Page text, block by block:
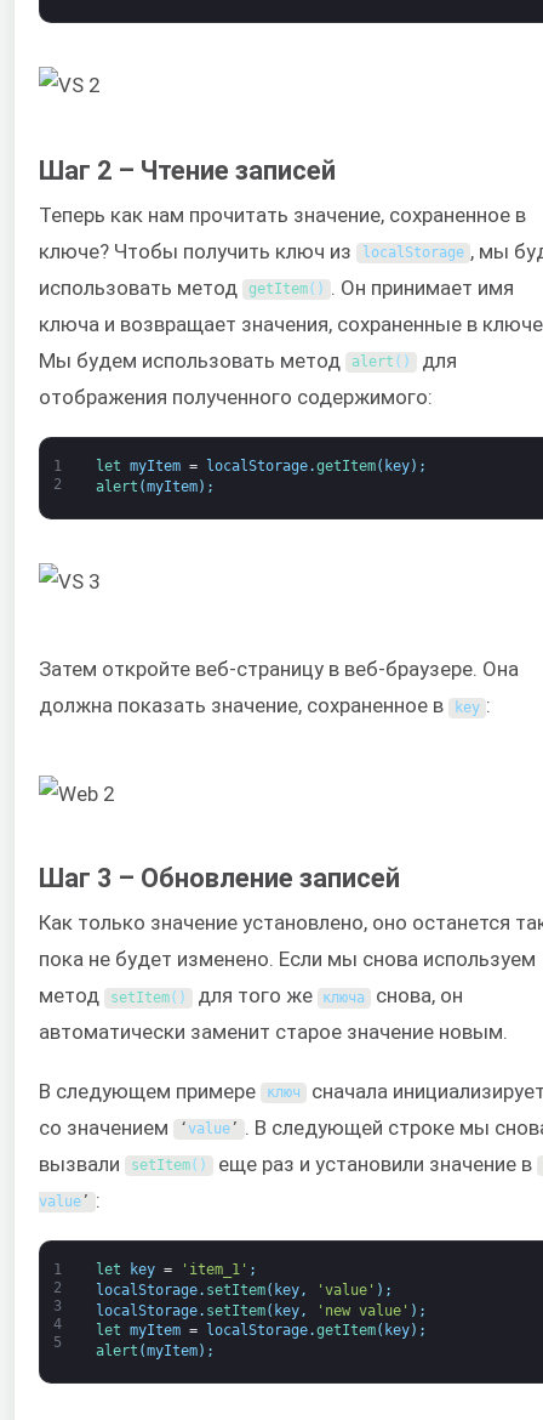
Шаг 2 – Чтение записей
Теперь как нам прочитать значение, сохраненное в
ключе? Чтобы получить ключ из
localStorage , мы
использовать метод
getItem( ) . Он принимает имя
ключа и возвращает значения, сохраненные в
Мы будем использовать метод
alert ( ) для
отображения полученного содержимого:
1
2
let myItem = localStorage.getItem( key) ;
alert (myItem) ;
Затем откройте веб-страницу в веб-браузере. Она
должна показать значение, сохраненное в
key :
Шаг 3 – Обновление записей
Как только значение установлено, оно останется
пока не будет изменено. Если мы снова используем
метод
setItem( ) для того же ключа
снова, он
автоматически заменит старое значение новым.
В следующем примере ключ сначала
со значением
‘value’ . В следующей строке мы
вызвали
setItem( ) еще раз и установили значение в
value ’ :
1
2
3
4
5
let key = 'item_1' ;
localStorage. setItem( key, 'value' ) ;
localStorage. setItem( key, 'new value' ) ;
let myItem = localStorage.getItem( key) ;
alert (myItem) ;